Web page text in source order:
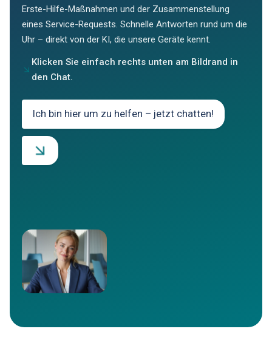
Erste-Hilfe-Maßnahmen und der Zusammenstellung
eines Service-Requests. Schnelle Antworten rund um die
Uhr – direkt von der KI, die unsere Geräte kennt.
Klicken Sie einfach rechts unten am Bildrand in
den Chat.
Ich bin hier um zu helfen – jetzt chatten!